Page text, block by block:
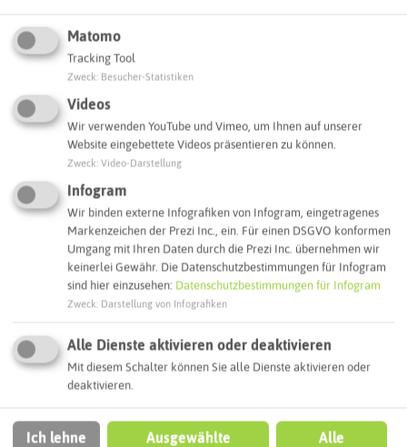
Interaktive Karte
Routenplanung zum Ziel:
ÖPNV-Route finden
Autoroute finden
ATTRAKTIONEN IN DER UMGEBUNG
Was ihr hier noch erleben könnt
HERTEN
Matomo
Tracking Tool
Zweck Besucher-Statistiken
Videos
Wir verwenden YouTube und Vimeo, um Ihnen auf unserer
Website eingebettete Videos präsentieren zu können.
Zweck Video-Darstellung
Infogram
Wir binden externe Infografiken von Infogram, eingetragenes
Markenzeichen der Prezi Inc., ein. Für einen DSGVO konformen
Umgang mit Ihren Daten durch die Prezi Inc. übernehmen wir
keinerlei Gewähr. Die Datenschutzbestimmungen für Infogram
sind hier einzusehen: Datenschutzbestimmungen für Infogram
Zweck Darstellung von Infografiken
Alle Dienste aktivieren oder deaktivieren
Mit diesem Schalter können Sie alle Dienste aktivieren oder
deaktivieren.
Ich lehne
Ausgewählte
Alle